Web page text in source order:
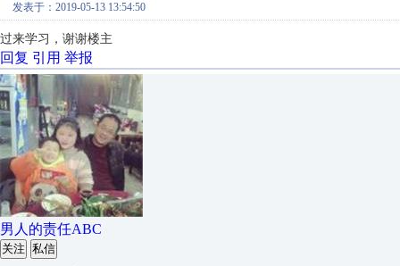
发表于：2019-05-13 13:54:50
过来学习，谢谢楼主
回复 引用 举报
男人的责任ABC
关注 私信